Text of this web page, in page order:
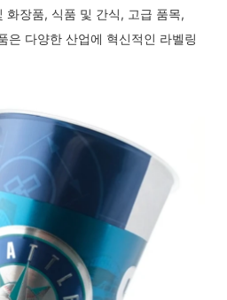
화장품, 식품 및 간식, 고급 품목,
은 다양한 산업에 혁신적인 라벨링